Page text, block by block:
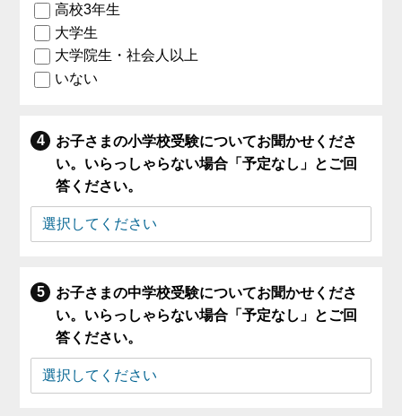
高校3年生
大学生
大学院生・社会人以上
いない
お子さまの小学校受験についてお聞かせくださ
い。いらっしゃらない場合「予定なし」とご回
答ください。
お子さまの中学校受験についてお聞かせくださ
い。いらっしゃらない場合「予定なし」とご回
答ください。